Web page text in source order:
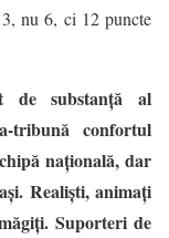
nu 6, ci 12 puncte
de substanţă al
confortul
naţională, dar
Realişti, animaţi
Suporteri de